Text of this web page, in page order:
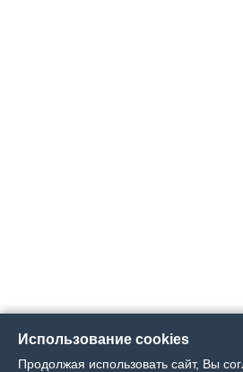
Использование cookies
Продолжая использовать сайт, Вы